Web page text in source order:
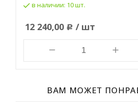
в наличии: 10 шт.
12 240,00 Р / шт
ВАМ МОЖЕТ